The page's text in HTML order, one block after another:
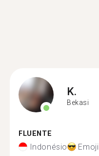
K.
Bekasi
FLUENTE
Indonésio Emoji